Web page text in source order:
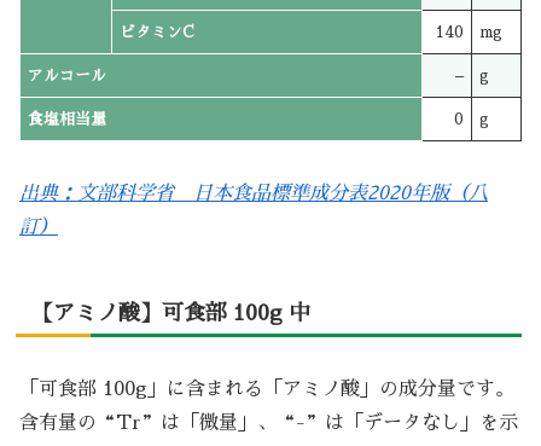
ビタミンC 140 mg
アルコール – g
食塩相当量 0 g
出典：文部科学省 日本食品標準成分表2020年版（八
訂）
【アミノ酸】可食部 100g 中
「可食部 100g」に含まれる「アミノ酸」の成分量です。
含有量の“Tr”は「微量」、“-”は「データなし」を示